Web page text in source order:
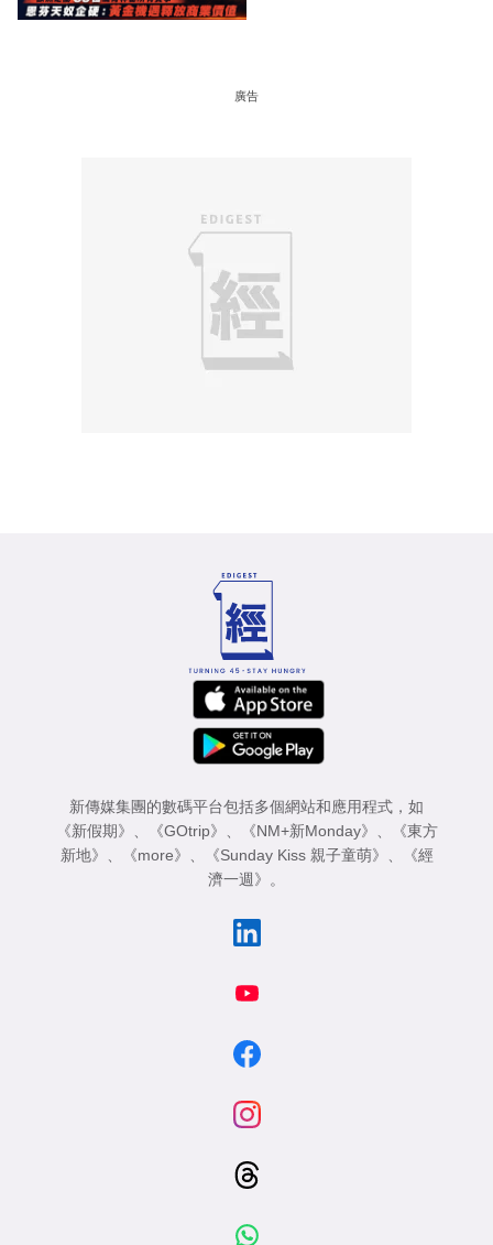
廣告
新傳媒集團的數碼平台包括多個網站和應用程式，如
《新假期》
《GOtrip》 《NM+新Monday》
《東方
新地》
《more》 《Sunday Kiss 親子童萌》
《經
濟一週》
。